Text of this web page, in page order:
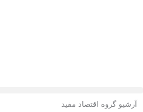
آرشیو گروه اقتصاد مفید